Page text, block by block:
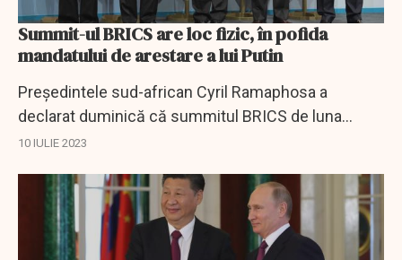
Summit-ul BRICS are loc fizic, în pofida
mandatului de arestare a lui Putin
Președintele sud-african Cyril Ramaphosa a
declarat duminică că summitul BRICS de luna
viitoare, la care a fost invitat Vladimir Putin, va avea
numele...
10 IULIE 2023